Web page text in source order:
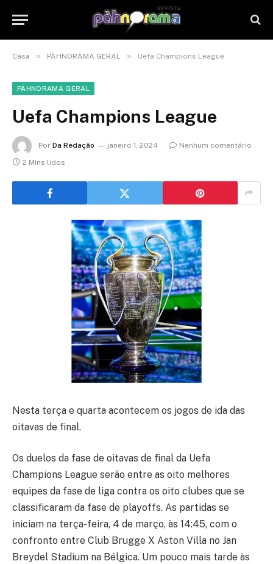
Casa » PÀHNORAMA GERAL » Uefa Champions League
PÀHNORAMA GERAL
Uefa Champions League
Por Da Redação janeiro 1, 2024
Nenhum comentário
2 Mins lidos
Nesta terça e quarta acontecem os jogos de ida das
oitavas de final.
Os duelos da fase de oitavas de final da Uefa
Champions League serão entre as oito melhores
equipes da fase de liga contra os oito clubes que se
classificaram da fase de playoffs. As partidas se
iniciam na terça-feira, 4 de março, às 14:45, com o
confronto entre Club Brugge X Aston Villa no Jan
Breydel Stadium na Bélgica. Um pouco mais tarde às